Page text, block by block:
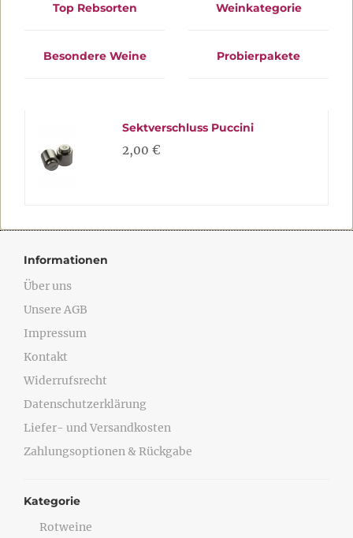
Top Rebsorten Weinkategorie
Besondere Weine Probierpakete
Sektverschluss Puccini
2,00 €
Informationen
Über uns
Unsere AGB
Impressum
Kontakt
Widerrufsrecht
Datenschutzerklärung
Liefer- und Versandkosten
Zahlungsoptionen & Rückgabe
Kategorie
Rotweine